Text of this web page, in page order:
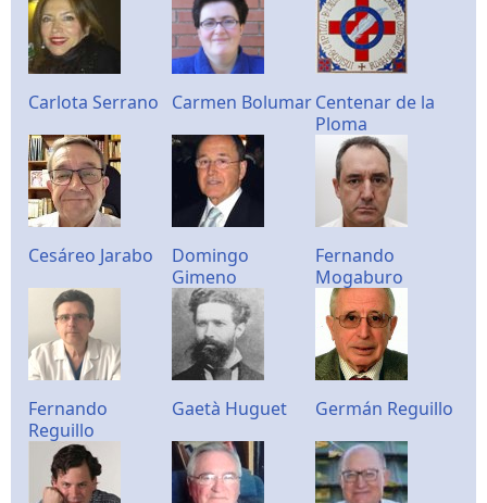
Carlota Serrano Carmen BolumarCentenar de la
Ploma
Cesáreo Jarabo
Domingo
Gimeno
Fernando
Mogaburo
Fernando
Reguillo
Gaetà Huguet Germán Reguillo